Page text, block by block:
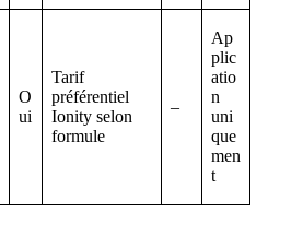
O
ui
Tarif
préférentiel
Ionity selon
formule
–
Ap
plic
atio
n
uni
que
men
t